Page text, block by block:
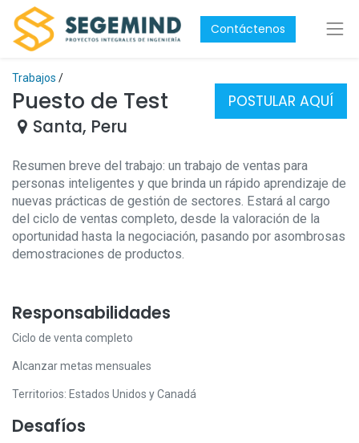
Contáctenos
POSTULAR AQUÍ
Trabajos /
Puesto de Test
Santa, Peru
Resumen breve del trabajo: un trabajo de ventas para
personas inteligentes y que brinda un rápido aprendizaje de
nuevas prácticas de gestión de sectores. Estará al cargo
del ciclo de ventas completo, desde la valoración de la
oportunidad hasta la negociación, pasando por asombrosas
demostraciones de productos.
Responsabilidades
Ciclo de venta completo
Alcanzar metas mensuales
Territorios: Estados Unidos y Canadá
Desafíos